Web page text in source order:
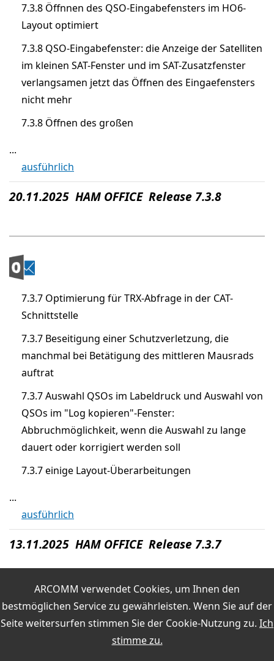
ARCOMM verwendet Cookies, um Ihnen den
bestmöglichen Service zu gewährleisten. Wenn Sie auf der
Seite weitersurfen stimmen Sie der Cookie-Nutzung zu. Ich
stimme zu.
7.3.8 Öffnnen des QSO-Eingabefensters im HO6-
Layout optimiert
7.3.8 QSO-Eingabefenster: die Anzeige der Satelliten
im kleinen SAT-Fenster und im SAT-Zusatzfenster
verlangsamen jetzt das Öffnen des Eingaefensters
nicht mehr
7.3.8 Öffnen des großen
...
ausführlich
20.11.2025 HAM OFFICE Release 7.3.8
7.3.7 Optimierung für TRX-Abfrage in der CAT-
Schnittstelle
7.3.7 Beseitigung einer Schutzverletzung, die
manchmal bei Betätigung des mittleren Mausrads
auftrat
7.3.7 Auswahl QSOs im Labeldruck und Auswahl von
QSOs im "Log kopieren"-Fenster:
Abbruchmöglichkeit, wenn die Auswahl zu lange
dauert oder korrigiert werden soll
7.3.7 einige Layout-Überarbeitungen
...
ausführlich
13.11.2025 HAM OFFICE Release 7.3.7
7.3.6 verschiedene Überarbeitungen (CAT, Cluster-